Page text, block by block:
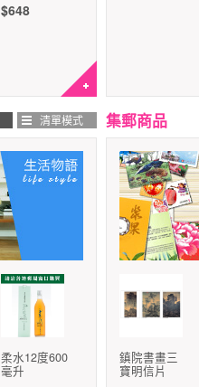
$648
清單模式
柔水12度600
毫升
集郵商品
鎮院書畫三
寶明信片